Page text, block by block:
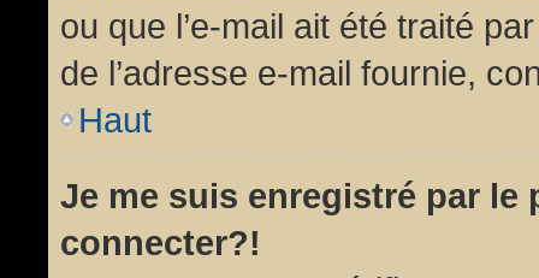
ou que l’e-mail ait été traité
de l’adresse e-mail fournie,
Haut
Je me suis enregistré par le
connecter?!